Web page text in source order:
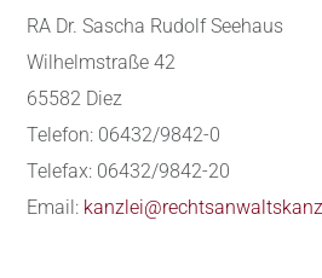
RA Dr. Sascha Rudolf Seehaus
Wilhelmstraße 42
65582 Diez
Telefon: 06432/9842-0
Telefax: 06432/9842-20
Email: